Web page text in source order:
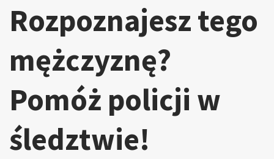
Rozpoznajesz tego
mężczyznę?
Pomóż policji w
śledztwie!